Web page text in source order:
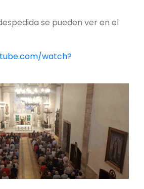
se pueden ver en el
watch?